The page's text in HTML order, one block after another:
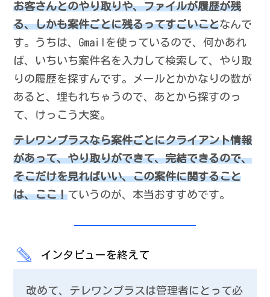
お客さんとのやり取りや、ファイルが履歴が残
る、しかも案件ごとに残るってすごいことなんで
す。うちは、Gmailを使っているので、何かあれ
ば、いちいち案件名を入力して検索して、やり取
りの履歴を探すんです。メールとかかなりの数が
あると、埋もれちゃうので、あとから探すのっ
て、けっこう大変。
テレワンプラスなら案件ごとにクライアント情報
があって、やり取りができて、完結できるので、
そこだけを見ればいい、この案件に関すること
は、ここ！ていうのが、本当おすすめです。
インタビューを終えて
改めて、テレワンプラスは管理者にとって必